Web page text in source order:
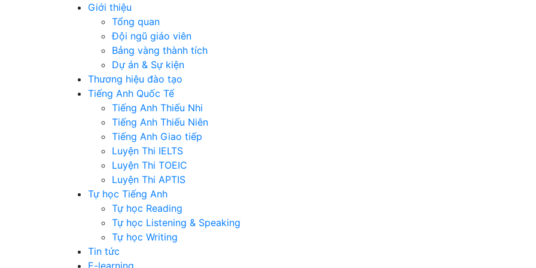
Giới thiệu
Tổng quan
Đội ngũ giáo viên
Bảng vàng thành tích
Dự án & Sự kiện
Thương hiệu đào tạo
Tiếng Anh Quốc Tế
Tiếng Anh Thiếu Nhi
Tiếng Anh Thiếu Niên
Tiếng Anh Giao tiếp
Luyện Thi IELTS
Luyện Thi TOEIC
Luyện Thi APTIS
Tự học Tiếng Anh
Tự học Reading
Tự học Listening & Speaking
Tự học Writing
Tin tức
E-learning